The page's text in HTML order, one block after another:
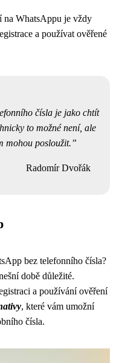
na WhatsAppu je vždy
a používat ověřené
čísla je jako chtít
to možné není, ale
mohou posloužit.
Radomír Dvořák
bez telefonního čísla?
době důležité.
a používání ověření
, které vám umožní
čísla.